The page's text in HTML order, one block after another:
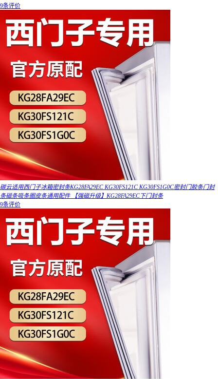
9条评价
碳云适用西门子冰箱密封条KG28FA29EC KG30FS121C KG30FS1G0C密封门胶条门封
条磁条吸条圈皮条通用配件 【强磁升级】KG28FA29EC下门封条
9条评价